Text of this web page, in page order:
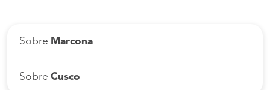
Sobre Marcona
Sobre Cusco